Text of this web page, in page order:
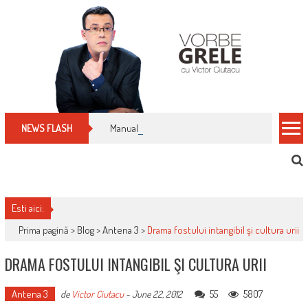
NEWS FLASH Manualul micului cititor de facturi: nu plăti
Esti aici:
Prima pagină > Blog>Antena 3 > Drama fostului intangibil şi cultura urii
DRAMA FOSTULUI INTANGIBIL ŞI CULTURA URII
Antena 3 de Victor Ciutacu-June 22, 2012 55 5807